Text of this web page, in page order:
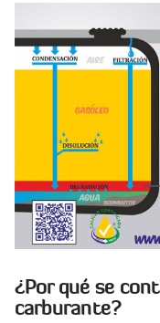
¿Por qué se
carburante?